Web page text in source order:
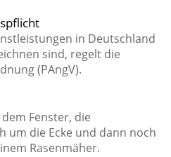
in Deutschland
sind, regelt die
(PAngV).
Fenster, die
um die Ecke und dann noch
Rasenmäher.